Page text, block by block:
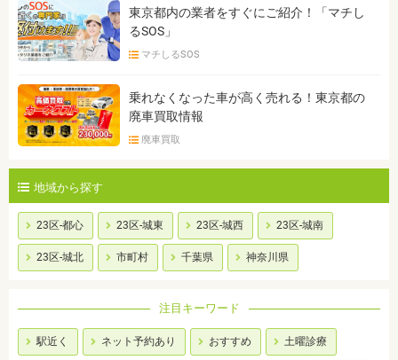
東京都内の業者をすぐにご紹介！「マチし
るSOS」
マチしるSOS
乗れなくなった車が高く売れる！東京都の
廃車買取情報
廃車買取
地域から探す
23区-都心 23区-城東 23区-城西 23区-城南
23区-城北 市町村 千葉県 神奈川県
注目キーワード
駅近く ネット予約あり おすすめ 土曜診療